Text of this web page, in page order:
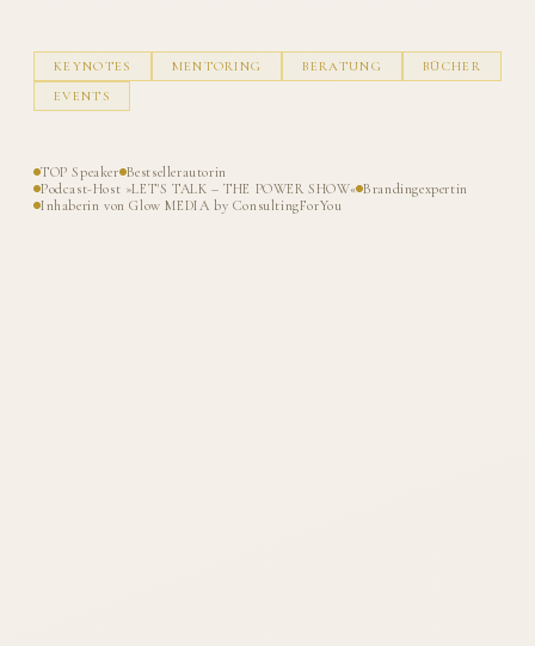
KEYNOTES MENTORING BERATUNG
BÜCHER
EVENTS
TOP Speaker Bestsellerautorin
Podcast-Host »LET'S TALK – THE POWER SHOW« Brandingexpertin
Inhaberin von Glow MEDIA by ConsultingForYou